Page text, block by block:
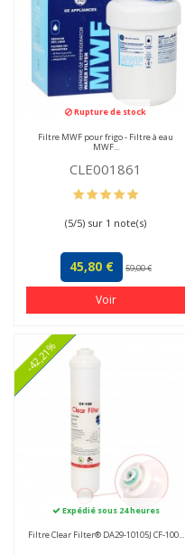
Rupture de stock
Filtre MWF pour frigo - Filtre à eau
MWF...
CLE001861
(5/5) sur 1 note(s)
45,80 € 59,00 €
Voir
-42,21%
Expédié sous 24 heures
Filtre Clear Filter® DA29-10105J CF-100...